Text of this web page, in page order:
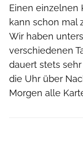
Einen einzelnen
kann schon mal
Wir haben
verschiedenen
dauert stets
die Uhr über
Morgen alle